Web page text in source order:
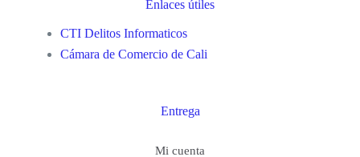
Enlaces útiles
CTI Delitos Informaticos
Cámara de Comercio de Cali
Entrega
Mi cuenta